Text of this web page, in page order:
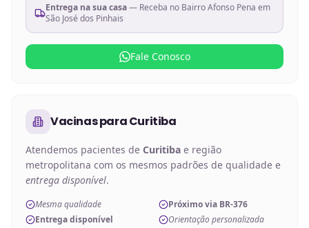
Entrega na sua casa— Receba no Bairro Afonso Pena em
São José dos Pinhais
Fale Conosco
VacinasparaCuritiba
Atendemos pacientes de Curitiba e região
metropolitana com os mesmos padrões de qualidade e
entrega disponível.
Mesma qualidade
Próximo via BR-376
Entrega disponível
Orientação personalizada